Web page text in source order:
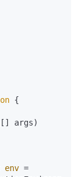
{
args)
env =